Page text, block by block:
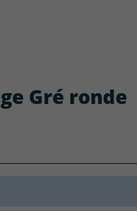
Gré ronde